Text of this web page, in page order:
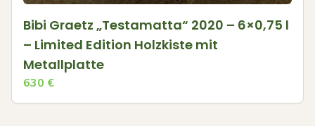
Bibi Graetz „Testamatta“ 2020 – 6×0,75 l
– Limited Edition Holzkiste mit
Metallplatte
630 €